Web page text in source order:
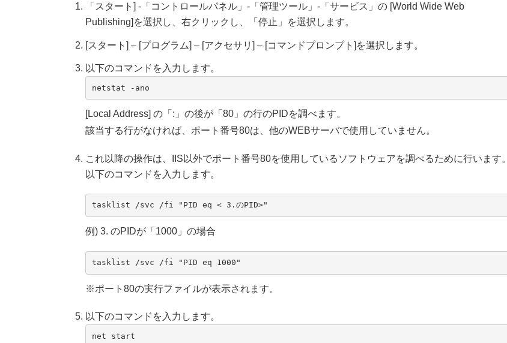
「スタート] -「コントロールパネル」-「管理ツール」-「サービス」の [World Wide Web
Publishing]を選択し、右クリックし、「停止」を選択します。
[スタート] – [プログラム] – [アクセサリ] – [コマンドプロンプト]を選択します。
以下のコマンドを入力します。
netstat -ano
[Local Address] の「:」の後が「80」の行のPIDを調べます。
該当する行がなければ、ポート番号80は、他のWEBサーバで使用していません。
これ以降の操作は、IIS以外でポート番号80を使用しているソフトウェアを調べるために行います。
以下のコマンドを入力します。
tasklist /svc /fi "PID eq < 3.のPID>"
例) 3. のPIDが「1000」の場合
tasklist /svc /fi "PID eq 1000"
※ポート80の実行ファイルが表示されます。
以下のコマンドを入力します。
net start